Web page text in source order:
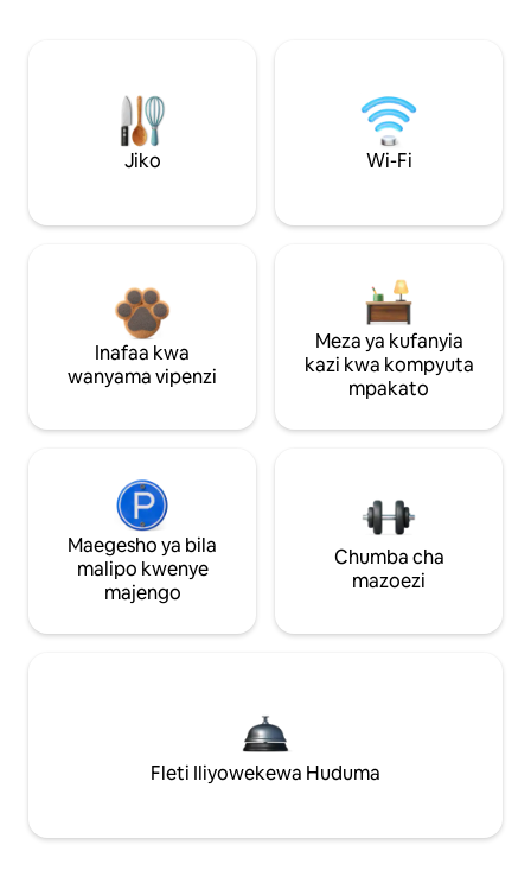
Jiko Wi-Fi
Inafaa kwa
wanyama vipenzi
Meza ya kufanyia
kazi kwa kompyuta
mpakato
Maegesho ya bila
malipo kwenye
majengo
Chumba cha
mazoezi
Fleti Iliyowekewa Huduma